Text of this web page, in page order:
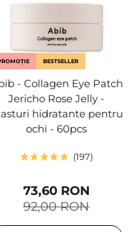
BESTSELLER
- Collagen Eye Patch
Jericho Rose Jelly -
hidratante pentru
ochi - 60pcs
197
92,00 RON
73,60 RON